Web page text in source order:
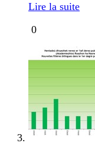
Lire la suite
0